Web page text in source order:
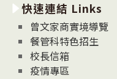
消
息
News
快速連結 Links
曾文家商實境導覽
餐管科特色招生
校長信箱
疫情專區